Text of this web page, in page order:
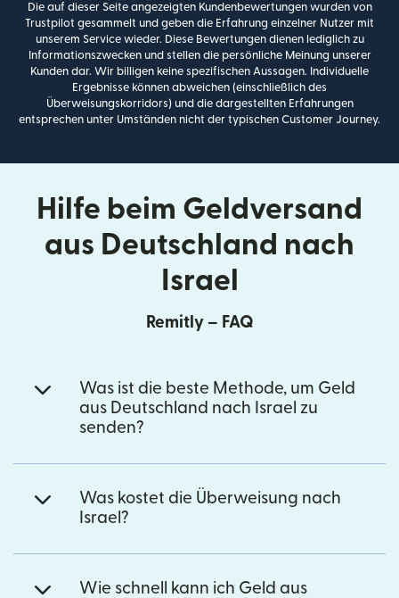
Die auf dieser Seite angezeigten Kundenbewertungen wurden von
Trustpilot gesammelt und geben die Erfahrung einzelner Nutzer mit
unserem Service wieder. Diese Bewertungen dienen lediglich zu
Informationszwecken und stellen die persönliche Meinung unserer
Kunden dar. Wir billigen keine spezifischen Aussagen. Individuelle
Ergebnisse können abweichen (einschließlich des
Überweisungskorridors) und die dargestellten Erfahrungen
entsprechen unter Umständen nicht der typischen Customer Journey.
Hilfe beim Geldversand
aus Deutschland nach
Israel
Remitly – FAQ
Was ist die beste Methode, um Geld
aus Deutschland nach Israel zu
senden?
Was kostet die Überweisung nach
Israel?
Wie schnell kann ich Geld aus